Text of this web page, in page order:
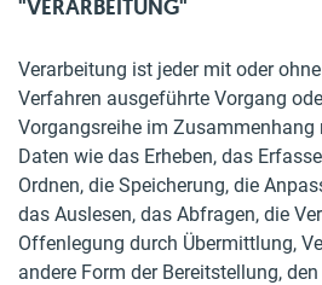
"VERARBEITUNG"
Verarbeitung ist jeder mit oder
Verfahren ausgeführte Vorgang
Vorgangsreihe im Zusammenhang
Daten wie das Erheben, das
Ordnen, die Speicherung, die
das Auslesen, das Abfragen, die
Offenlegung durch Übermittlung,
andere Form der Bereitstellung,